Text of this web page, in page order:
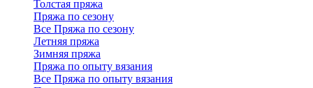
Толстая пряжа
Пряжа по сезону
Все Пряжа по сезону
Летняя пряжа
Зимняя пряжа
Пряжа по опыту вязания
Все Пряжа по опыту вязания